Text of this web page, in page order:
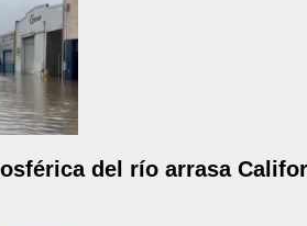
del río arrasa